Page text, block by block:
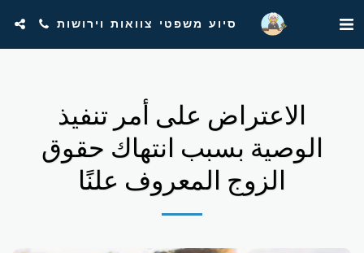
סיוע משפטי צוואות וירושות
الاعتراض على أمر تنفيذ
الوصية بسبب انتهاك حقوق
الزوج المعروف علنًا